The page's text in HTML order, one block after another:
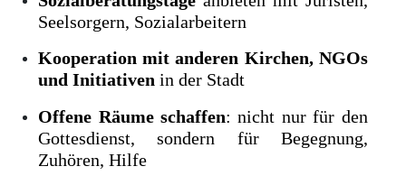
Seelsorgern, Sozialarbeitern
Kooperation mit anderen Kirchen, NGOs
und Initiativen in der Stadt
Offene Räume schaffen: nicht nur für den
Gottesdienst, sondern für Begegnung,
Zuhören, Hilfe